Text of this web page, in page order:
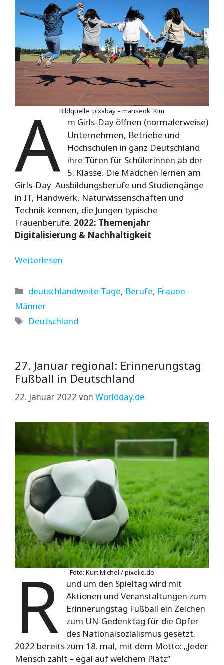
Bildquelle: pixabay – manseok_Kim
A
m Girls-Day öffnen (normalerweise)
Unternehmen, Betriebe und
Hochschulen in ganz Deutschland
ihre Türen für Schülerinnen ab der
5. Klasse. Die Mädchen lernen am
Girls-Day Ausbildungsberufe und Studiengänge
in IT, Handwerk, Naturwissenschaften und
Technik kennen, die Jungen typische
Frauenberufe. 2022: Themenjahr
Digitalisierung & Nachhaltigkeit
Weiterlesen
Kategorien
deutschlandweite Tage, Berufe, Frauen -
Männer
Schlagwörter
Deutschland
27. Januar regional: Erinnerungstag
Fußball in Deutschland
22. Januar 2022 von Worldday.de
Foto: Kurt Michel / pixelio.de
R
und um den Spieltag wird mit
Aktionen und Veranstaltungen zum
Erinnerungstag Fußball ein Zeichen
zum UN-Gedenktag für die Opfer
des Nationalsozialismus gesetzt.
2022 bereits zum 18. mal, mit dem Motto: „Jeder
Mensch zählt – egal auf welchem Platz“